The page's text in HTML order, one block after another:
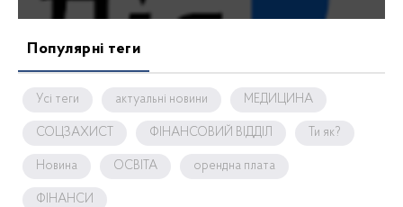
Популярні теги
Усі теги актуальні новини МЕДИЦИНА
СОЦЗАХИСТ ФІНАНСОВИЙ ВІДДІЛ Ти як?
Новина ОСВІТА орендна плата
ФІНАНСИ